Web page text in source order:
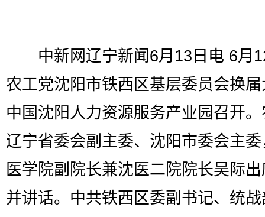
中新网辽宁新闻6月13日电 6月
农工党沈阳市铁西区基层委员会换
中国沈阳人力资源服务产业园召开
辽宁省委会副主委、沈阳市委会主
医学院副院长兼沈医二院院长吴际
并讲话。中共铁西区委副书记、统